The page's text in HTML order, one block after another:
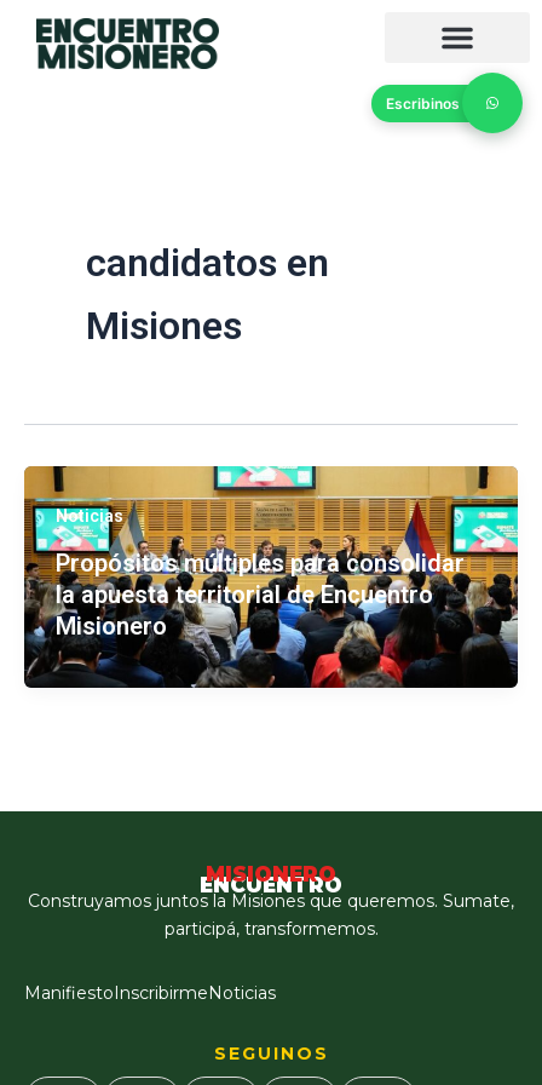
candidatos en
Misiones
Noticias
Propósitos múltiples para consolidar
la apuesta territorial de Encuentro
Misionero
ENCUENTRO
MISIONERO
Construyamos juntos la Misiones que queremos. Sumate,
participá, transformemos.
ManifiestoInscribirmeNoticias
SEGUINOS
Escribinos